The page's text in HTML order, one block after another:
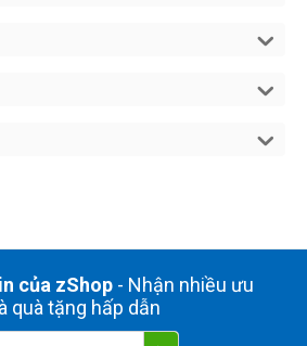
của zShop- Nhận nhiều ưu
quà tặng hấp dẫn